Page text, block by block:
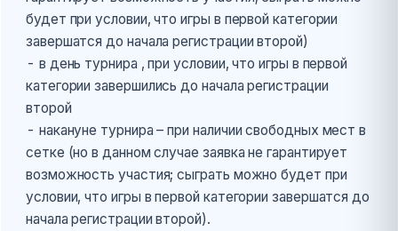
будет при условии, что игры в первой категории
завершатся до начала регистрации второй)
- в день турнира , при условии, что игры в первой
категории завершились до начала регистрации
второй
- накануне турнира – при наличии свободных мест в
сетке (но в данном случае заявка не гарантирует
возможность участия; сыграть можно будет при
условии, что игры в первой категории завершатся до
начала регистрации второй).